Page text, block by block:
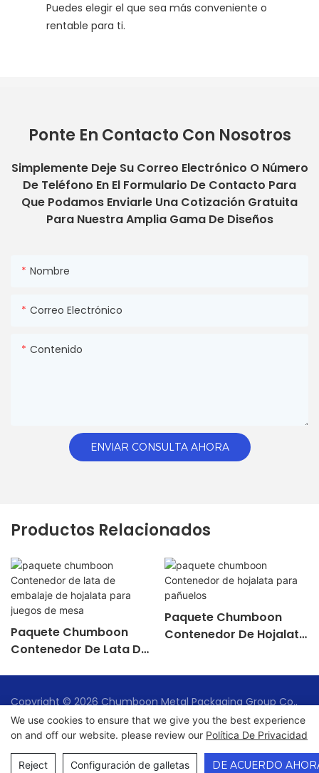
Puedes elegir el que sea más conveniente o
rentable para ti.
Ponte En Contacto Con Nosotros
Simplemente Deje Su Correo Electrónico O Número
De Teléfono En El Formulario De Contacto Para
Que Podamos Enviarle Una Cotización Gratuita
Para Nuestra Amplia Gama De Diseños
Nombre
Correo Electrónico
Contenido
ENVIAR CONSULTA AHORA
Productos Relacionados
Paquete Chumboon
Contenedor De Lata De
Paquete Chumboon
Contenedor De Hojalata
Copyright © 2026 Chumboon Metal Packaging Group Co.,
Ltd. - www.chumboonpackage.com | Mapa del sitio |
política de privacidad
We use cookies to ensure that we give you the best experience
on and off our website. please review our Política De Privacidad
Reject Configuración de galletas DE ACUERDO